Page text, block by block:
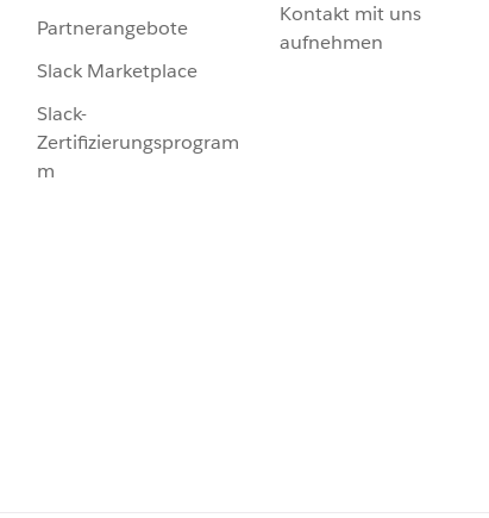
Partnerangebote
Slack Marketplace
Slack-
Zertifizierungsprogram
m
Kontakt mit uns
aufnehmen